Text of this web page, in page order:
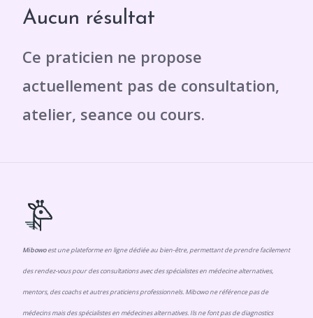
Aucun résultat
Mibowoest une plateforme en ligne dédiée au bien-être, permettant de prendre facilement
des rendez-vous pour des consultations avec des spécialistes en médecine alternatives,
mentors, des coachs et autres praticiens professionnels. Mibowo ne référence pas de
médecins mais des spécialistes en médecines alternatives. Ils ne font pas de diagnostics